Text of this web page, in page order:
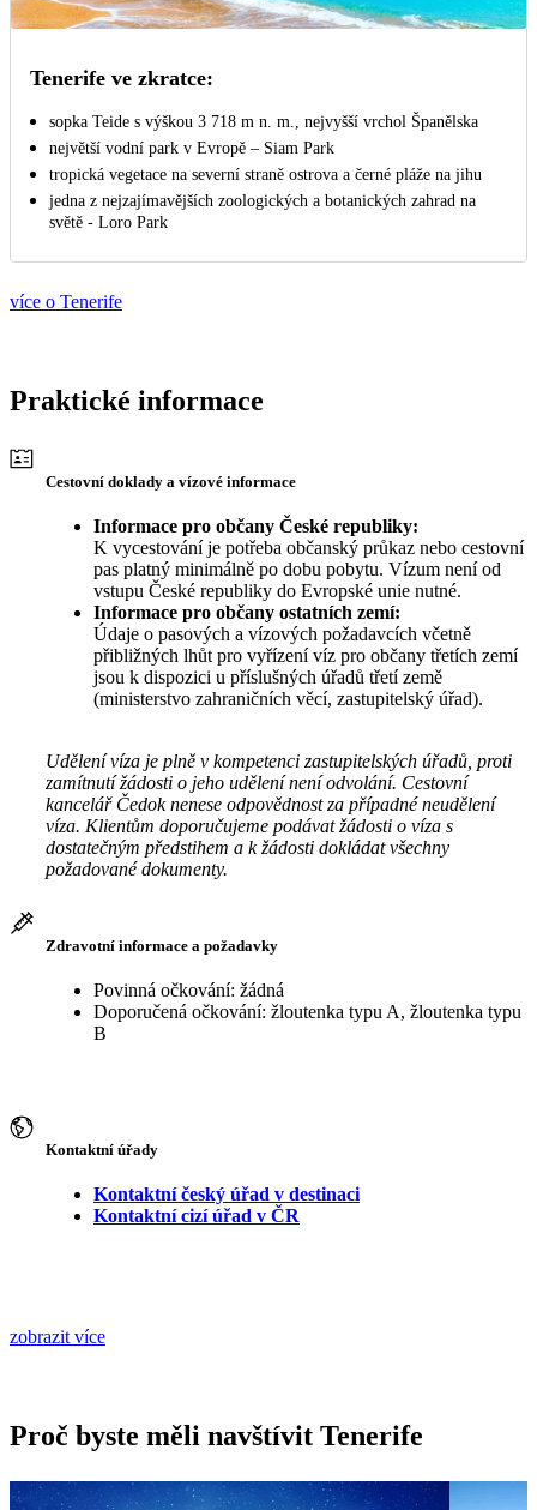
Tenerife ve zkratce:
sopka Teide s výškou 3 718 m n. m., nejvyšší vrchol Španělska
největší vodní park v Evropě – Siam Park
tropická vegetace na severní straně ostrova a černé pláže na jihu
jedna z nejzajímavějších zoologických a botanických zahrad na
světě - Loro Park
více o Tenerife
Praktické informace
Cestovní doklady a vízové informace
Informace pro občany České republiky:
K vycestování je potřeba občanský průkaz nebo cestovní
pas platný minimálně po dobu pobytu. Vízum není od
vstupu České republiky do Evropské unie nutné.
Informace pro občany ostatních zemí:
Údaje o pasových a vízových požadavcích včetně
přibližných lhůt pro vyřízení víz pro občany třetích zemí
jsou k dispozici u příslušných úřadů třetí země
(ministerstvo zahraničních věcí, zastupitelský úřad).
Udělení víza je plně v kompetenci zastupitelských úřadů, proti
zamítnutí žádosti o jeho udělení není odvolání. Cestovní
kancelář Čedok nenese odpovědnost za případné neudělení
víza. Klientům doporučujeme podávat žádosti o víza s
dostatečným předstihem a k žádosti dokládat všechny
požadované dokumenty.
Zdravotní informace a požadavky
Povinná očkování: žádná
Doporučená očkování: žloutenka typu A, žloutenka typu
B
Kontaktní úřady
Kontaktní český úřad v destinaci
Kontaktní cizí úřad v ČR
zobrazit více
Proč byste měli navštívit Tenerife